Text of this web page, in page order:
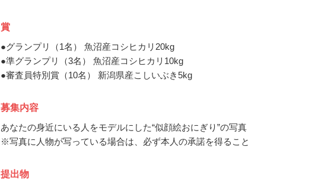
賞
●グランプリ（1名） 魚沼産コシヒカリ20kg
●準グランプリ（3名） 魚沼産コシヒカリ10kg
●審査員特別賞（10名） 新潟県産こしいぶき5kg
募集内容
あなたの身近にいる人をモデルにした“似顔絵おにぎり”の写真
※写真に人物が写っている場合は、必ず本人の承諾を得ること
提出物